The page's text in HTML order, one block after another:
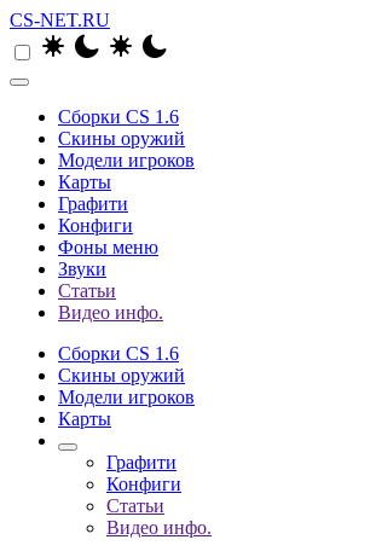
CS-NET.RU
Сборки CS 1.6
Скины оружий
Модели игроков
Карты
Графити
Конфиги
Фоны меню
Звуки
Статьи
Видео инфо.
Сборки CS 1.6
Скины оружий
Модели игроков
Карты
Графити
Конфиги
Статьи
Видео инфо.